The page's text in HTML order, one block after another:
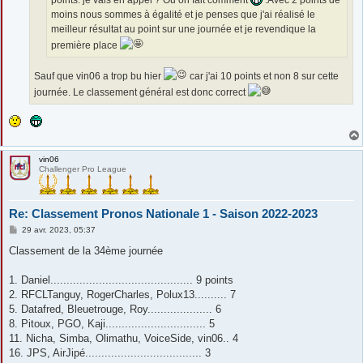
moins nous sommes à égalité et je penses que j'ai réalisé le
meilleur résultat au point sur une journée et je revendique la
première place
Sauf que vin06 a trop bu hier
car j'ai 10 points et non 8 sur cette
journée. Le classement général est donc correct
vin06
Challenger Pro League
Re: Classement Pronos Nationale 1 - Saison 2022-2023
M
s
g
29 avr. 2023, 05:37
Classement de la 34ème journée
1. Daniel............................................ 9 points
2. RFCLTanguy, RogerCharles, Polux13.......... 7
5. Datafred, Bleuetrouge, Roy.................... 6
8. Pitoux, PGO, Kaji............................... 5
11. Nicha, Simba, Olimathu, VoiceSide, vin06.. 4
16. JPS, AirJipé.................................... 3